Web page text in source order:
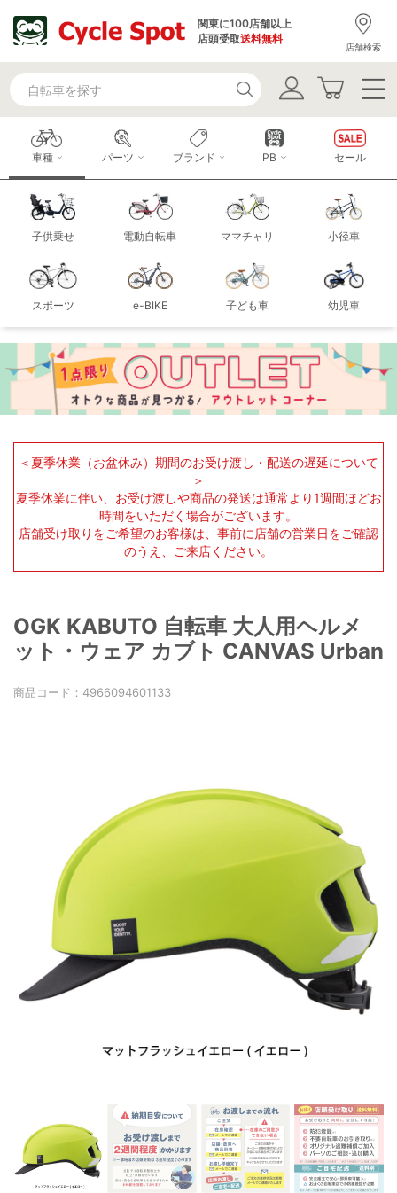
関東に100店舗以上
店頭受取送料無料
店舗検索
車種
子供乗せ 電動自転車 ママチャリ 小径車
スポーツ e-BIKE 子ども車 幼児車
パーツ ブランド PB セール
＜夏季休業（お盆休み）期間のお受け渡し・配送の遅延について
＞
夏季休業に伴い、お受け渡しや商品の発送は通常より1週間ほどお
時間をいただく場合がございます。
店舗受け取りをご希望のお客様は、事前に店舗の営業日をご確認
のうえ、ご来店ください。
OGK KABUTO 自転車 大人用ヘルメ
ット・ウェア カブト CANVAS Urban
商品コード： 4966094601133